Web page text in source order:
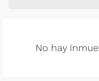
No hay